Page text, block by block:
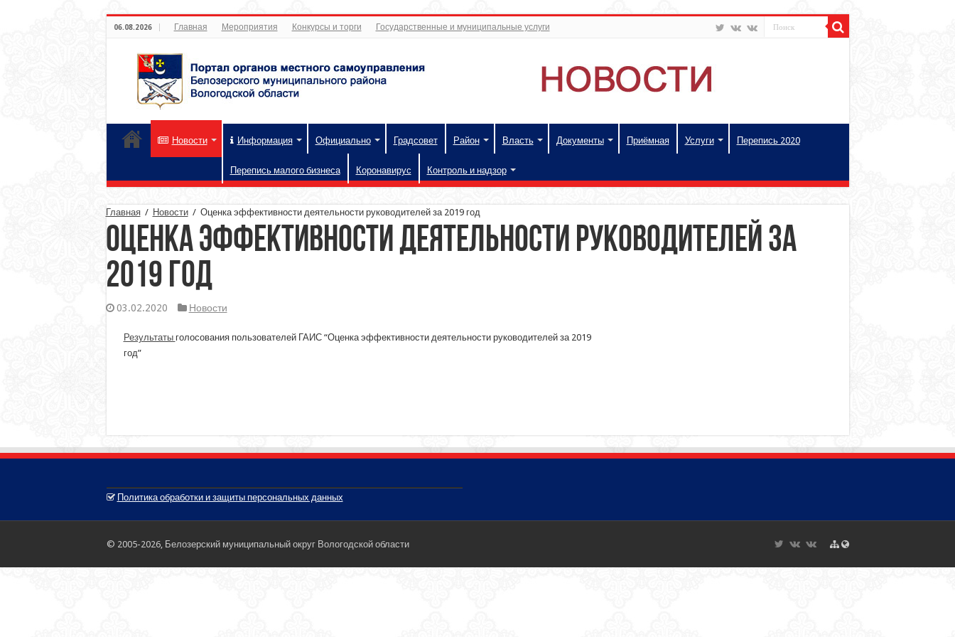
06.08.2026 Главная Мероприятия Конкурсы и торги Государственные и муниципальные услуги
Новости Информация Официально Градсовет Район Власть Документы Приёмная Услуги Перепись 2020
Перепись малого бизнеса Коронавирус Контроль и надзор
Главная / Новости / Оценка эффективности деятельности руководителей за 2019 год
Оценка эффективности деятельности руководителей за
2019 год
03.02.2020 Новости
Результаты голосования пользователей ГАИС “Оценка эффективности деятельности руководителей за 2019
год”
Политика обработки и защиты персональных данных
© 2005-2026, Белозерский муниципальный округ Вологодской области